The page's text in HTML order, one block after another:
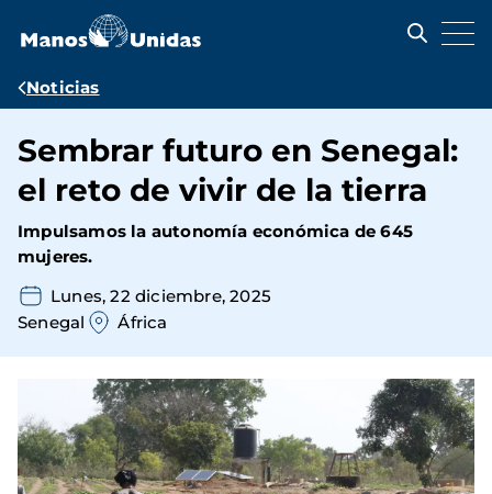
contenido
Ruta
navegación
Noticias
Sembrar futuro en Senegal:
el reto de vivir de la tierra
Impulsamos la autonomía económica de 645
mujeres.
Lunes, 22 diciembre, 2025
Senegal
África